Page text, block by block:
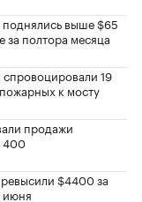
выше $65
за полтора месяца
19
к мосту
продажи
400
$4400 за
июня